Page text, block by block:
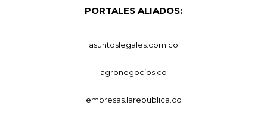
PORTALES ALIADOS:
asuntoslegales.com.co
agronegocios.co
empresas.larepublica.co